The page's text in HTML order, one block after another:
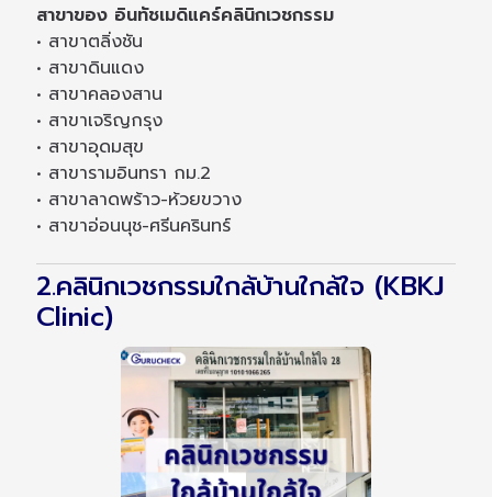
สาขาของ อินทัชเมดิแคร์คลินิกเวชกรรม
• สาขาตลิ่งชัน
• สาขาดินแดง
• สาขาคลองสาน
• สาขาเจริญกรุง
• สาขาอุดมสุข
• สาขารามอินทรา กม.2
• สาขาลาดพร้าว-ห้วยขวาง
• สาขาอ่อนนุช-ศรีนครินทร์
2.คลินิกเวชกรรมใกล้บ้านใกล้ใจ (KBKJ
Clinic)